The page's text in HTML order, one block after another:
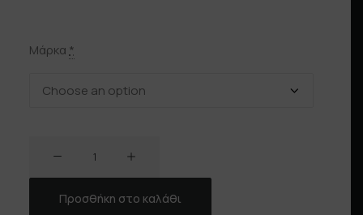
Μάρκα *
Προσθήκη στο καλάθι